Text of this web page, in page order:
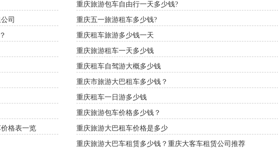
重庆旅游包车自由行一天多少钱?
司 重庆五一旅游租车多少钱?
重庆租车旅游多少钱一天
重庆旅游租车一天多少钱
重庆租车自驾游大概多少钱
重庆市旅游大巴租车多少钱？
重庆租车一日游多少钱
重庆旅游包车价格多少钱？
格表一览 重庆旅游大巴租车价格是多少
重庆旅游大巴车租赁多少钱？重庆大客车租赁公司推荐